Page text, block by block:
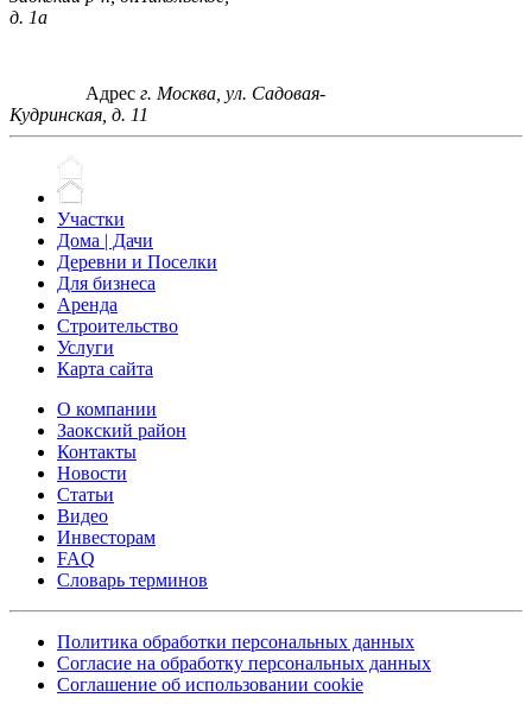
д. 1а
Адрес г. Москва, ул. Садовая-
Кудринская, д. 11
Участки
Дома | Дачи
Деревни и Поселки
Для бизнеса
Аренда
Строительство
Услуги
Карта сайта
О компании
Заокский район
Контакты
Новости
Статьи
Видео
Инвесторам
FAQ
Словарь терминов
Политика обработки персональных данных
Согласие на обработку персональных данных
Соглашение об использовании cookie